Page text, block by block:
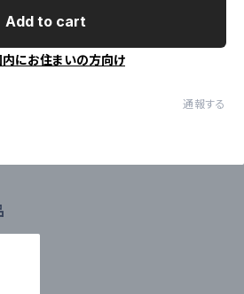
Add to cart
内にお住まいの方向け
通報する